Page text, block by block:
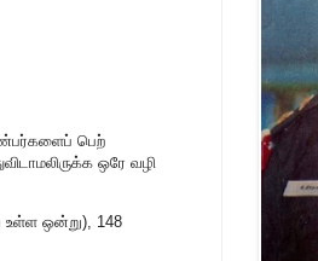
பெற்
ஒரே வழி
உள்ள ஒன்று), 148